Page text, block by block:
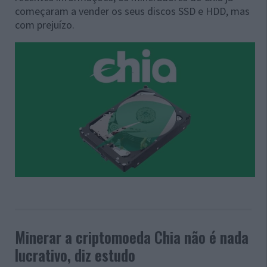
começaram a vender os seus discos SSD e HDD, mas
com prejuízo.
Minerar a criptomoeda Chia não é nada
lucrativo, diz estudo